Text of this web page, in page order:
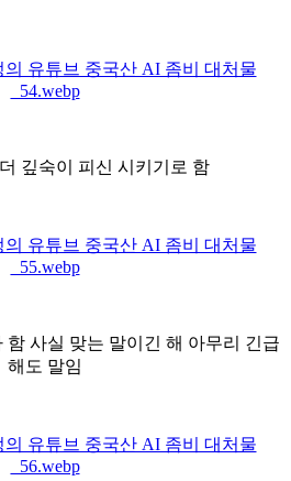
깊숙이 피신 시키기로 함
함 사실 맞는 말이긴 해 아무리 긴급
해도 말임